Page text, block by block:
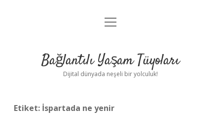
Anasayfa
Yasal Uyarı
menüyü
Bağlantılı Yaşam Tüyoları
Dijital dünyada neşeli bir yolculuk!
Etiket: İspartada ne yenir